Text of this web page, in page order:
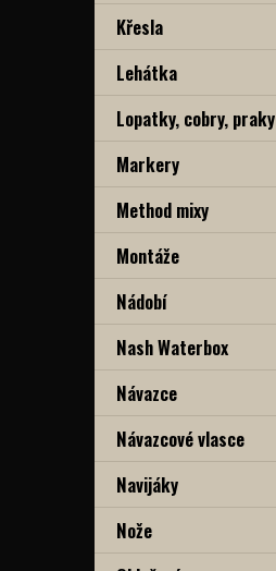
Křesla
Lehátka
Lopatky, cobry, praky
Markery
Method mixy
Montáže
Nádobí
Nash Waterbox
Návazce
Návazcové vlasce
Navijáky
Nože